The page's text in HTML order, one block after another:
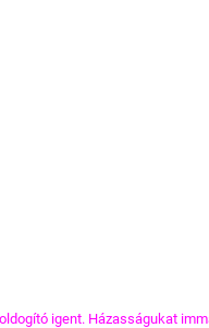
igent. Házasságukat